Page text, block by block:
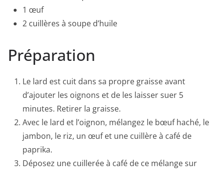
1 œuf
2 cuillères à soupe d’huile
Préparation
Le lard est cuit dans sa propre graisse avant
d’ajouter les oignons et de les laisser suer 5
minutes. Retirer la graisse.
Avec le lard et l’oignon, mélangez le bœuf haché, le
jambon, le riz, un œuf et une cuillère à café de
paprika.
Déposez une cuillerée à café de ce mélange sur